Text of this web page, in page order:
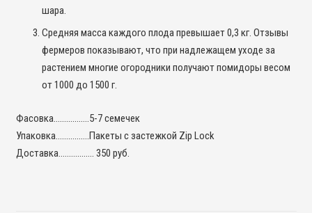
шара.
Средняя масса каждого плода превышает 0,3 кг. Отзывы
фермеров показывают, что при надлежащем уходе за
растением многие огородники получают помидоры весом
от 1000 до 1500 г.
Фасовка……………..5-7 семечек
Упаковка…………….Пакеты с застежкой Zip Lock
Доставка…………….. 350 руб.